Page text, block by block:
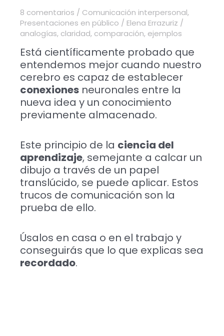
8 comentarios / Comunicación interpersonal,
Presentaciones en público / Elena Errazuriz /
analogías, claridad, comparación, ejemplos
Está científicamente probado que
entendemos mejor cuando nuestro
cerebro es capaz de establecer
conexiones neuronales entre la
nueva idea y un conocimiento
previamente almacenado.
Este principio de la ciencia del
aprendizaje, semejante a calcar un
dibujo a través de un papel
translúcido, se puede aplicar. Estos
trucos de comunicación son la
prueba de ello.
Úsalos en casa o en el trabajo y
conseguirás que lo que explicas sea
recordado.